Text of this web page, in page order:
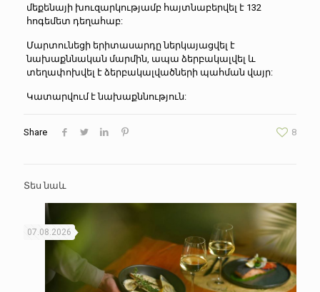
մեքենայի խուզարկությամբ հայտնաբերվել է 132
հոգեմետ դեղահաբ:
Մարտունեցի երիտասարդը ներկայացվել է
նախաքննական մարմին, ապա ձերբակալվել և
տեղափոխվել է ձերբակալվածների պահման վայր:
Կատարվում է նախաքննություն:
Share 8
Տես նաև
07.08.2026